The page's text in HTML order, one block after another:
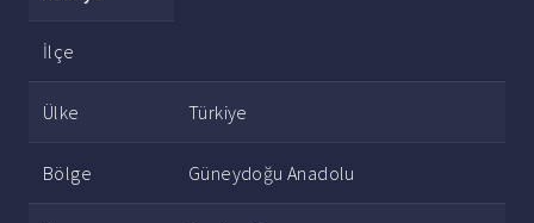
İlçe
Ülke Türkiye
Bölge Güneydoğu Anadolu